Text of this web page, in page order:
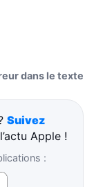
dans le texte
Suivez
Apple !
: